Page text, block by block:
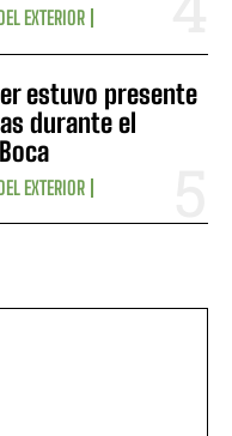
EXTERIOR
estuvo presente
durante el
EXTERIOR